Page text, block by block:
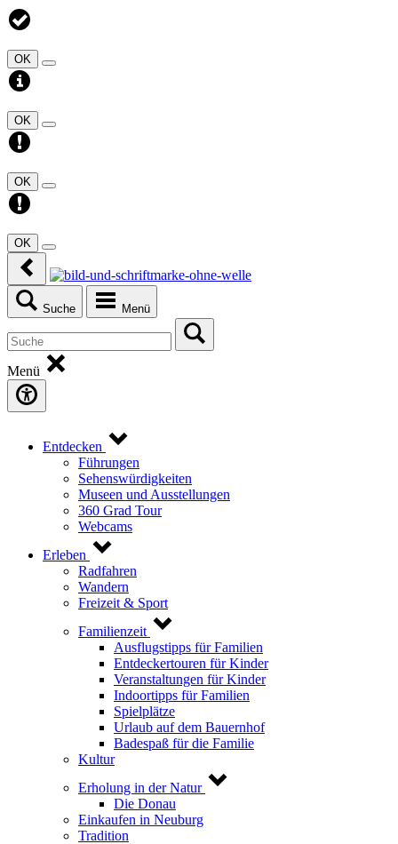
OK
OK
OK
OK
Suche Menü
Menü
Entdecken
Führungen
Sehenswürdigkeiten
Museen und Ausstellungen
360 Grad Tour
Webcams
Erleben
Radfahren
Wandern
Freizeit & Sport
Familienzeit
Ausflugstipps für Familien
Entdeckertouren für Kinder
Veranstaltungen für Kinder
Indoortipps für Familien
Spielplätze
Urlaub auf dem Bauernhof
Badespaß für die Familie
Kultur
Erholung in der Natur
Die Donau
Einkaufen in Neuburg
Tradition